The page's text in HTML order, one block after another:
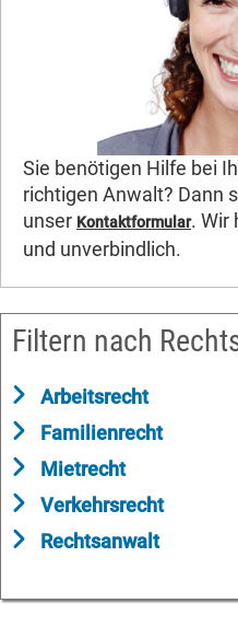
Sie benötigen Hilfe bei
richtigen Anwalt? Dann
unser Kontaktformular. Wir
und unverbindlich.
Filtern nach
Arbeitsrecht
Familienrecht
Mietrecht
Verkehrsrecht
Rechtsanwalt